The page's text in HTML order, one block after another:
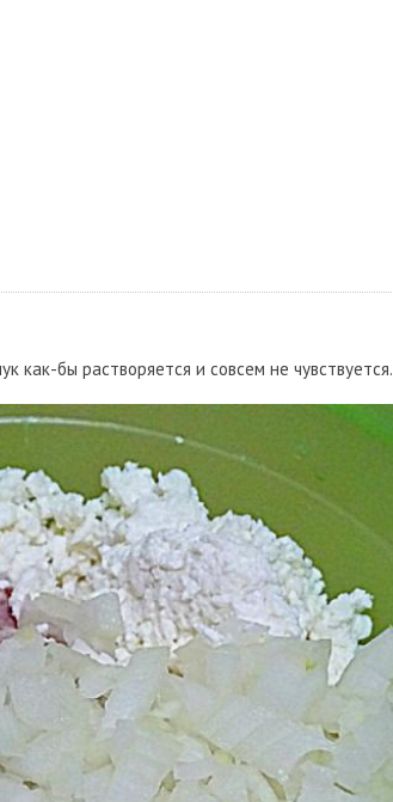
бы растворяется и совсем не чувствуется.